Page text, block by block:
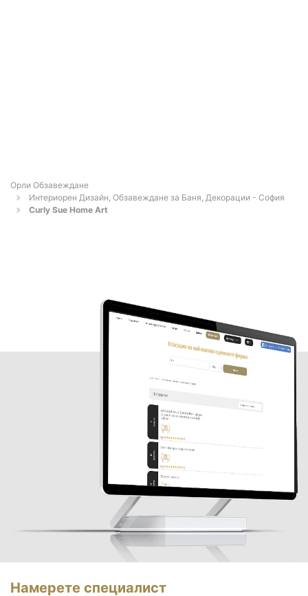
Орли Обзавеждане
Интериорен Дизайн, Обзавеждане за Баня, Декорации - София
Curly Sue Home Art
Намерете специалист